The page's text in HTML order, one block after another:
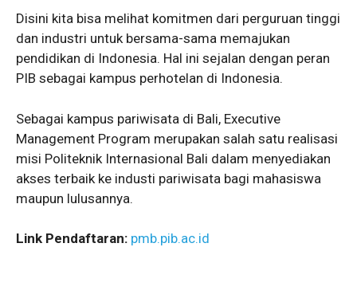
Disini kita bisa melihat komitmen dari perguruan tinggi
dan industri untuk bersama-sama memajukan
pendidikan di Indonesia. Hal ini sejalan dengan peran
PIB sebagai kampus perhotelan di Indonesia.
Sebagai kampus pariwisata di Bali, Executive
Management Program merupakan salah satu realisasi
misi Politeknik Internasional Bali dalam menyediakan
akses terbaik ke industi pariwisata bagi mahasiswa
maupun lulusannya.
Link Pendaftaran: pmb.pib.ac.id